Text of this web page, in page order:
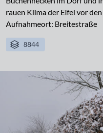
rauen Klima der Eifel vor
Aufnahmeort: Breitestraße
8844